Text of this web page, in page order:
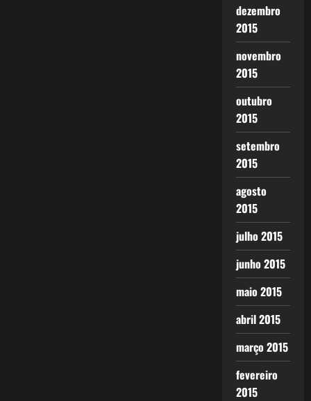
dezembro
2015
novembro
2015
outubro
2015
setembro
2015
agosto
2015
julho 2015
junho 2015
maio 2015
abril 2015
março 2015
fevereiro
2015